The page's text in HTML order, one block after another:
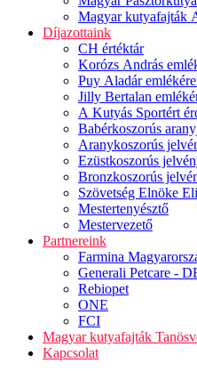
Magyar kutyafajták
Díjazottaink
CH értéktár
Korózs András
Puy Aladár
Jilly Bertalan
A Kutyás Sportért
Babérkoszorús
Aranykoszorús
Ezüstkoszorús
Bronzkoszorús
Szövetség Elnöke
Mestertenyésztő
Mestervezető
Partnereink
Farmina
Generali Petcare -
Rebiopet
ONE
FCI
Magyar kutyafajták
Kapcsolat